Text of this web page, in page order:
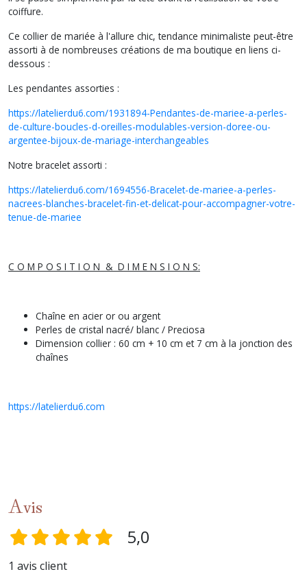
coiffure.
Ce collier de mariée à l'allure chic, tendance minimaliste peut-être
assorti à de nombreuses créations de ma boutique en liens ci-
dessous :
Les pendantes assorties :
https://latelierdu6.com/1931894-Pendantes-de-mariee-a-perles-
de-culture-boucles-d-oreilles-modulables-version-doree-ou-
argentee-bijoux-de-mariage-interchangeables
Notre bracelet assorti :
https://latelierdu6.com/1694556-Bracelet-de-mariee-a-perles-
nacrees-blanches-bracelet-fin-et-delicat-pour-accompagner-votre-
tenue-de-mariee
C O M P O S I T I O N & D I M E N S I O N S:
Chaîne en acier or ou argent
Perles de cristal nacré/ blanc / Preciosa
Dimension collier : 60 cm + 10 cm et 7 cm à la jonction des
chaînes
https://latelierdu6.com
Avis
5,0
1 avis client